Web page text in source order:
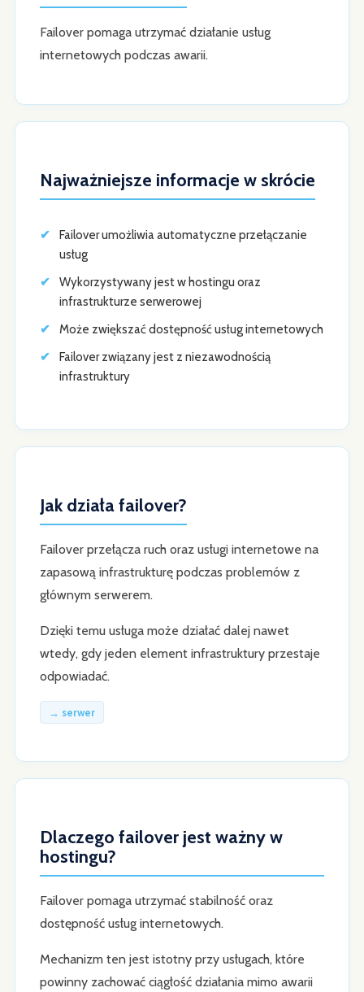
Failover pomaga utrzymać działanie usług
internetowych podczas awarii.
Najważniejsze informacje w skrócie
Failover umożliwia automatyczne przełączanie
usług
Wykorzystywany jest w hostingu oraz
infrastrukturze serwerowej
Może zwiększać dostępność usług internetowych
Failover związany jest z niezawodnością
infrastruktury
Jak działa failover?
Failover przełącza ruch oraz usługi internetowe na
zapasową infrastrukturę podczas problemów z
głównym serwerem.
Dzięki temu usługa może działać dalej nawet
wtedy, gdy jeden element infrastruktury przestaje
odpowiadać.
→ serwer
Dlaczego failover jest ważny w
hostingu?
Failover pomaga utrzymać stabilność oraz
dostępność usług internetowych.
Mechanizm ten jest istotny przy usługach, które
powinny zachować ciągłość działania mimo awarii